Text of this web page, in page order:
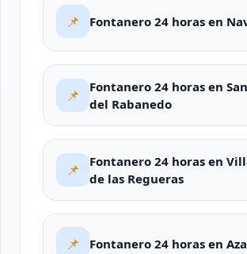
📌 Fontanero 24 horas en
📌
Fontanero 24 horas en
del Rabanedo
📌
Fontanero 24 horas en
de las Regueras
📌 Fontanero 24 horas en